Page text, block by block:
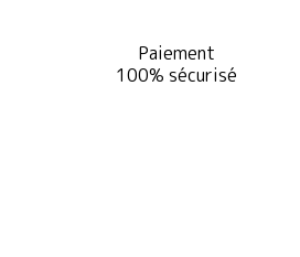
Paiement
100% sécurisé